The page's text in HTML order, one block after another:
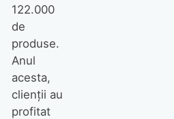
122.000
de
produse.
Anul
acesta,
clienții au
profitat